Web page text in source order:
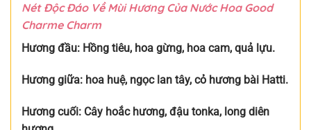
Nét Độc Đáo Về Mùi Hương Của Nước Hoa Good
Charme Charm
Hương đầu: Hồng tiêu, hoa gừng, hoa cam, quả lựu.
Hương giữa: hoa huệ, ngọc lan tây, cỏ hương bài Hatti.
Hương cuối: Cây hoắc hương, đậu tonka, long diên